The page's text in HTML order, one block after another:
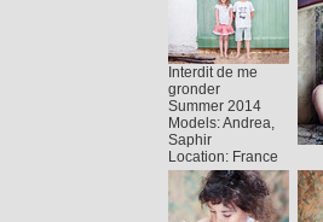
Interdit de me
gronder
Summer 2014
Models: Andrea,
Saphir
Location: France